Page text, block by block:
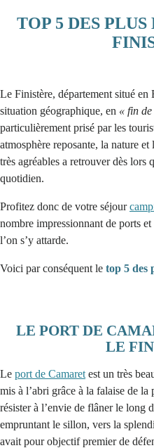
TOP 5 DES
Le Finistère, département situé en
situation géographique, en « fin
particulièrement prisé par les
atmosphère reposante, la nature
très agréables a retrouver dès lors
quotidien.
Profitez donc de votre séjour
nombre impressionnant de ports
l’on s’y attarde.
Voici par conséquent le top 5 des
LE PORT DE
LE
Le port de Camaret est un très
mis à l’abri grâce à la falaise de
résister à l’envie de flâner le long
empruntant le sillon, vers la
avait pour objectif premier de